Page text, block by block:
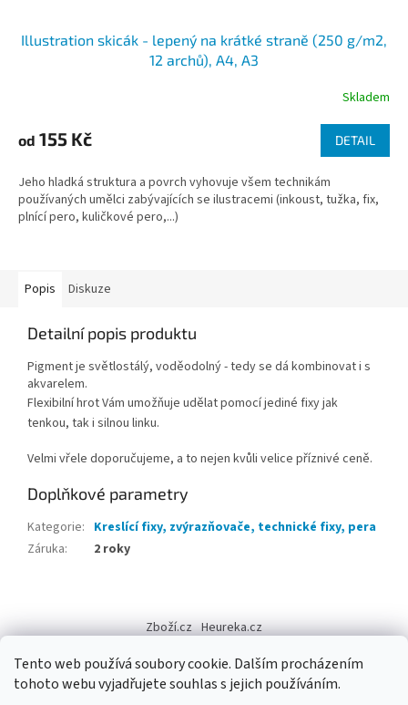
Tento web používá soubory cookie. Dalším procházením
tohoto webu vyjadřujete souhlas s jejich používáním.
Illustration skicák - lepený na krátké straně (250 g/m2,
12 archů), A4, A3
Skladem
od 155 Kč DETAIL
Jeho hladká struktura a povrch vyhovuje všem technikám
používaných umělci zabývajících se ilustracemi (inkoust, tužka, fix,
plnící pero, kuličkové pero,...)
Popis Diskuze
Detailní popis produktu
Pigment je světlostálý, voděodolný - tedy se dá kombinovat i s
akvarelem.
Flexibilní hrot Vám umožňuje udělat pomocí jediné fixy jak
tenkou, tak i silnou linku.
Velmi vřele doporučujeme, a to nejen kvůli velice příznivé ceně.
Doplňkové parametry
Kategorie: Kreslící fixy, zvýrazňovače, technické fixy, pera
Záruka: 2 roky
p
Zboží.cz Heureka.cz